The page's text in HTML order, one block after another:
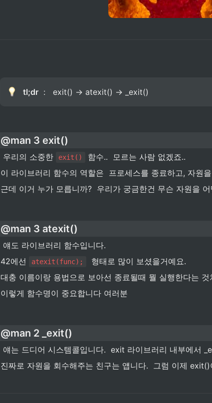
tl;dr
  :   exit() → atexit() → _exit()
@man 3 exit()
우리의 소중한 exit()
함수..  모르는 사람 없겠죠..
이 라이브러리 함수의 역할은  프로세스를 종료하고, 자원
근데 이거 누가 모릅니까?  우리가 궁금한건 무슨 자원을
@man 3 atexit()
얘도 라이브러리 함수입니다.
42에선
atexit(func);
  형태로 많이 보셨을거예요.
대충 이름이랑 용법으로 보아선 종료될때 뭘 실행한다는 것
이렇게 함수명이 중요합니다 여러분
@man 2 _exit()
얘는 드디어 시스템콜입니다.  exit 라이브러리 내부에서
진짜로 자원을 회수해주는 친구는 얩니다.  그럼 이제